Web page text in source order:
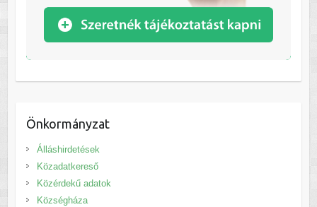
Önkormányzat
Álláshirdetések
Közadatkereső
Közérdekű adatok
Községháza